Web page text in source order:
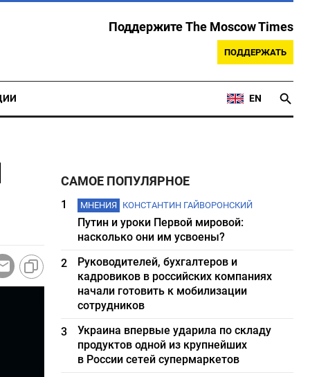
Поддержите The Moscow Times
ПОДДЕРЖАТЬ
EN
САМОЕ ПОПУЛЯРНОЕ
1 МНЕНИЯ КОНСТАНТИН ГАЙВОРОНСКИЙ
Путин и уроки Первой мировой:
насколько они им усвоены?
2
Руководителей, бухгалтеров и
кадровиков в российских компаниях
начали готовить к мобилизации
сотрудников
3
Украина впервые ударила по складу
продуктов одной из крупнейших
в России сетей супермаркетов